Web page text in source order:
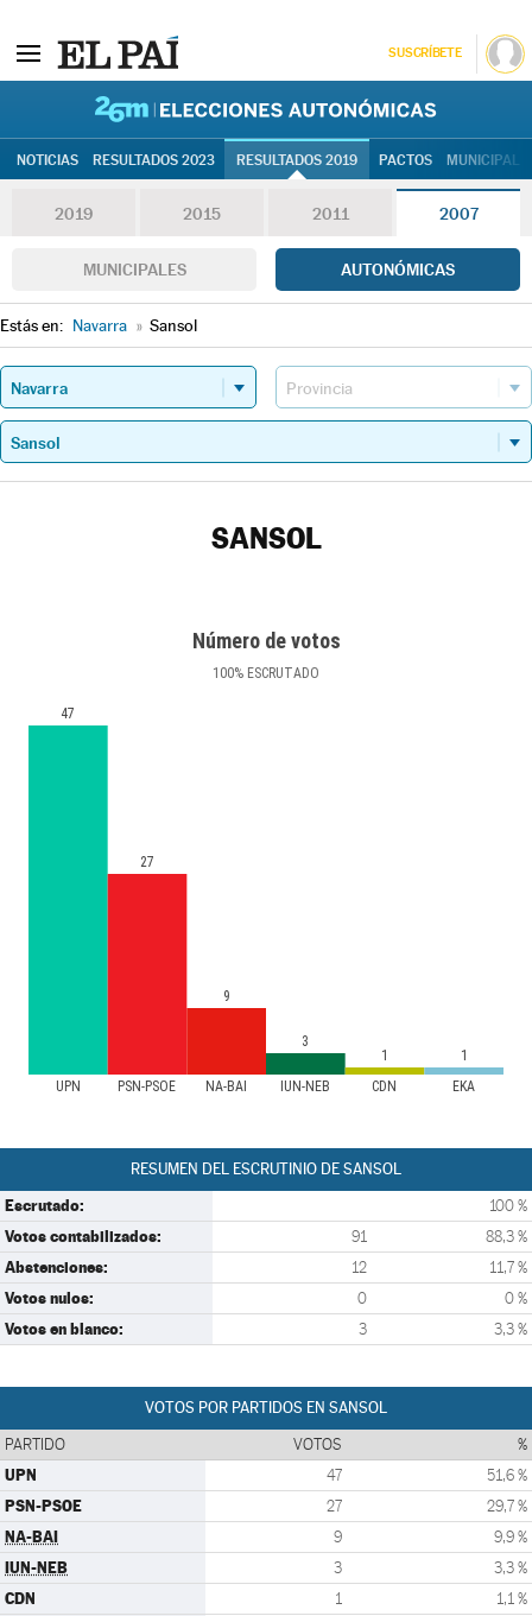
SUSCRÍBETE
NOTICIAS RESULTADOS 2023 RESULTADOS 2019 PACTOS
2019 2015 2011 2007
MUNICIPALES AUTONÓMICAS
Estás en: Navarra » Sansol
SANSOL
Número de votos
100% ESCRUTADO
UPN PSN-PSOE NA-BAI IUN-NEB CDN EKA
47
27
9
3
1
1
RESUMEN DEL ESCRUTINIO DE SANSOL
Escrutado: 100 %
Votos contabilizados: 91 88,3 %
Abstenciones: 12 11,7 %
Votos nulos: 0 0 %
Votos en blanco: 3 3,3 %
VOTOS POR PARTIDOS EN SANSOL
PARTIDO VOTOS %
UPN 47 51,6 %
PSN-PSOE 27 29,7 %
NA-BAI 9 9,9 %
IUN-NEB 3 3,3 %
CDN 1 1,1 %